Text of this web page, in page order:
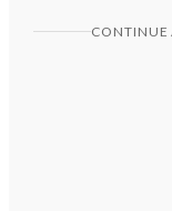
CONTINUE